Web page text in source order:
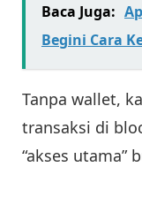
Baca Juga:
Begini Cara
Tanpa wallet,
transaksi di
“akses utama”